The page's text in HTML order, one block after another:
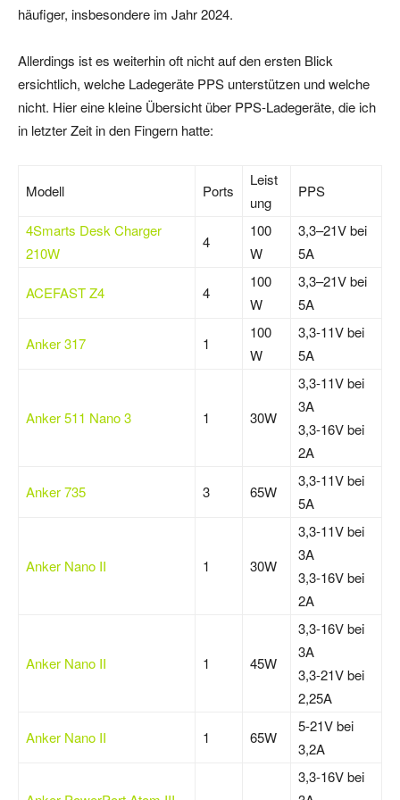
häufiger, insbesondere im Jahr 2024.
Allerdings ist es weiterhin oft nicht auf den ersten Blick
ersichtlich, welche Ladegeräte PPS unterstützen und welche
nicht. Hier eine kleine Übersicht über PPS-Ladegeräte, die ich
in letzter Zeit in den Fingern hatte:
Modell Ports
Leist
ung
PPS
4Smarts Desk Charger
210W
4
100
W
3,3–21V bei
5A
ACEFAST Z4 4
100
W
3,3–21V bei
5A
Anker 317 1
100
W
3,3-11V bei
5A
Anker 511 Nano 3 1 30W
3,3-11V bei
3A
3,3-16V bei
2A
Anker 735 3 65W
3,3-11V bei
5A
Anker Nano II 1 30W
3,3-11V bei
3A
3,3-16V bei
2A
Anker Nano II 1 45W
3,3-16V bei
3A
3,3-21V bei
2,25A
Anker Nano II 1 65W
5-21V bei
3,2A
3,3-16V bei